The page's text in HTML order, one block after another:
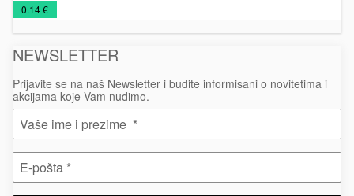
U
PONUDI
2026
olovke
0.14 €
NEWSLETTER
Prijavite se na naš Newsletter i budite informisani o novitetima i
akcijama koje Vam nudimo.